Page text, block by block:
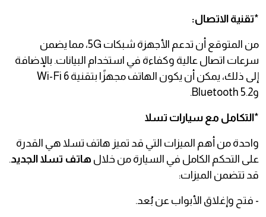
*تقنية الاتصال:
من المتوقع أن تدعم الأجهزة شبكات 5G، مما يضمن
سرعات اتصال عالية وكفاءة في استخدام البيانات. بالإضافة
إلى ذلك، يمكن أن يكون الهاتف مجهزًا بتقنية Wi-Fi 6
وBluetooth 5.2.
*التكامل مع سيارات تسلا
واحدة من أهم الميزات التي قد تميز هاتف تسلا هي القدرة
على التحكم الكامل في السيارة من خلال هاتف تسلا الجديد.
قد تتضمن الميزات:
- فتح وإغلاق الأبواب عن بُعد.